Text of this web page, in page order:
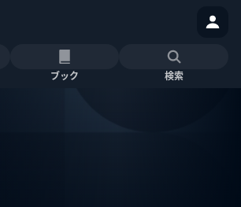
ブック 検索